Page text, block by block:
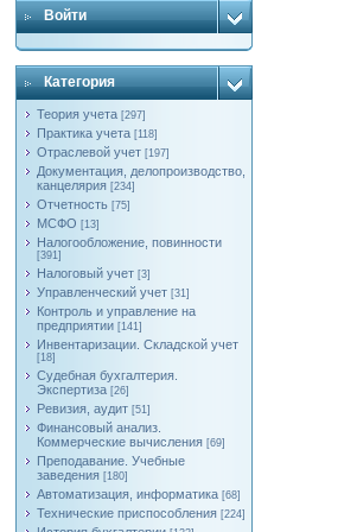
Войти
Категория
Теория учета [297]
Практика учета [118]
Отраслевой учет [197]
Документация, делопроизводство,
канцелярия [234]
Отчетность [75]
МСФО [13]
Налогообложение, повинности
[391]
Налоговый учет [3]
Управленческий учет [31]
Контроль и управление на
предприятии [141]
Инвентаризации. Складской учет
[18]
Судебная бухгалтерия.
Экспертиза [26]
Ревизия, аудит [51]
Финансовый анализ.
Коммерческие вычисления [69]
Преподавание. Учебные
заведения [180]
Автоматизация, информатика [68]
Технические приспособления [224]